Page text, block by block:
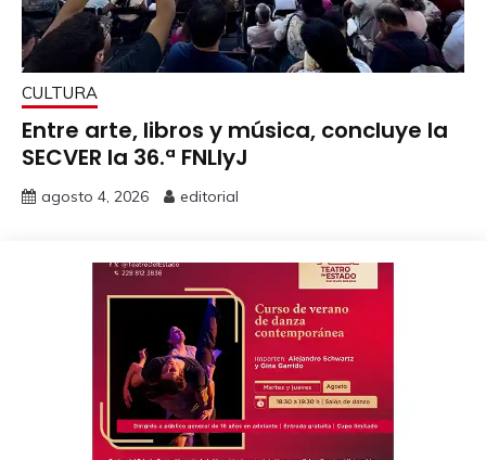
CULTURA
Entre arte, libros y música, concluye la
SECVER la 36.ª FNLIyJ
agosto 4, 2026 editorial